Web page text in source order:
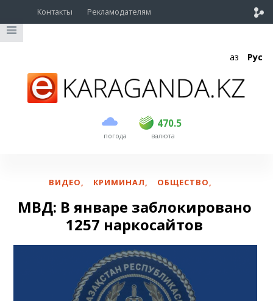
Контакты Рекламодателям
Қаз Рус
погода
470.5
USD 468 470.5
EUR валюта
ВИДЕО, КРИМИНАЛ, ОБЩЕСТВО,
МВД: В январе заблокировано
1257 наркосайтов